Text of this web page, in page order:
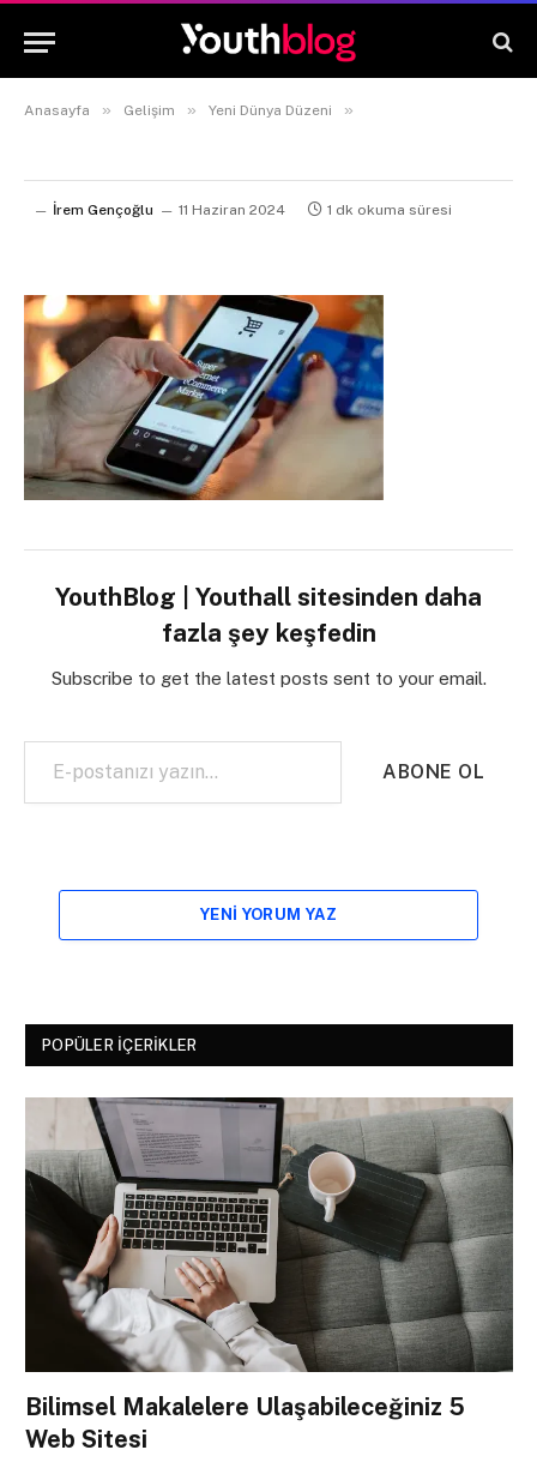
Anasayfa » Gelişim » Yeni Dünya Düzeni »
İrem Gençoğlu 11 Haziran 2024 1 dk okuma süresi
YouthBlog | Youthall sitesinden daha
fazla şey keşfedin
Subscribe to get the latest posts sent to your email.
E-postanızı yazın…
ABONE OL
YENI YORUM YAZ
POPÜLER İÇERIKLER
Bilimsel Makalelere Ulaşabileceğiniz 5
Web Sitesi